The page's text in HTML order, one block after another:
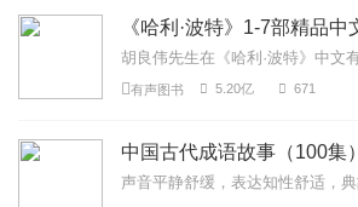
有声图书 5.20亿 671
中国古代成语故事（100集）